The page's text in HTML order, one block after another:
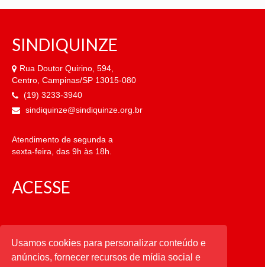
SINDIQUINZE
Rua Doutor Quirino, 594,
Centro, Campinas/SP 13015-080
(19) 3233-3940
sindiquinze@sindiquinze.org.br
Atendimento de segunda a
sexta-feira, das 9h às 18h.
ACESSE
CATEGORIAS
CATEGORIAS
Usamos cookies para personalizar conteúdo e
anúncios, fornecer recursos de mídia social e